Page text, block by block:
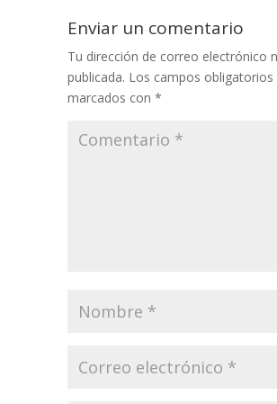
Enviar un comentario
Tu dirección de correo electrónico
publicada. Los campos obligatorios
marcados con *